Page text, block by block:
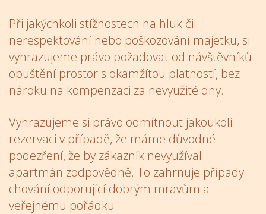
Při jakýchkoli stížnostech na hluk či
nerespektování nebo poškozování majetku, si
vyhrazujeme právo požadovat od návštěvníků
opuštění prostor s okamžítou platností, bez
nároku na kompenzaci za nevyužité dny.
Vyhrazujeme si právo odmítnout jakoukoli
rezervaci v případě, že máme důvodné
podezření, že by zákazník nevyužíval
apartmán zodpovědně. To zahrnuje případy
chování odporující dobrým mravům a
veřejnému pořádku.